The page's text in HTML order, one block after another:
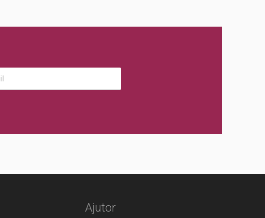
Ajutor